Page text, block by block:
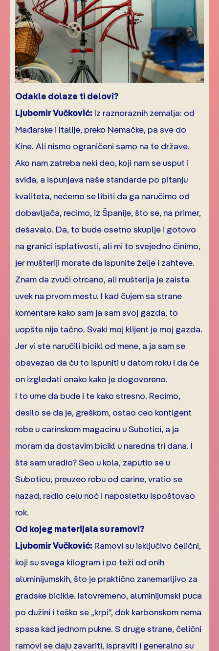
Odakle dolaze ti delovi?
Ljubomir Vučković: Iz raznoraznih zemalja: od
Mađarske i Italije, preko Nemačke, pa sve do
Kine. Ali nismo ograničeni samo na te države.
Ako nam zatreba neki deo, koji nam se usput i
sviđa, a ispunjava naše standarde po pitanju
kvaliteta, nećemo se libiti da ga naručimo od
dobavljača, recimo, iz Španije, što se, na primer,
dešavalo. Da, to bude osetno skuplje i gotovo
na granici isplativosti, ali mi to svejedno činimo,
jer mušteriji morate da ispunite želje i zahteve.
Znam da zvuči otrcano, ali mušterija je zaista
uvek na prvom mestu. I kad čujem sa strane
komentare kako sam ja sam svoj gazda, to
uopšte nije tačno. Svaki moj klijent je moj gazda.
Jer vi ste naručili bicikl od mene, a ja sam se
obavezao da ću to ispuniti u datom roku i da će
on izgledati onako kako je dogovoreno.
I to ume da bude i te kako stresno. Recimo,
desilo se da je, greškom, ostao ceo kontigent
robe u carinskom magacinu u Subotici, a ja
moram da dostavim bicikl u naredna tri dana. I
šta sam uradio? Seo u kola, zaputio se u
Suboticu, preuzeo robu od carine, vratio se
nazad, radio celu noć i naposletku ispoštovao
rok.
Od kojeg materijala su ramovi?
Ljubomir Vučković: Ramovi su isključivo čelični,
koji su svega kilogram i po teži od onih
aluminijumskih, što je praktično zanemarljivo za
gradske bicikle. Istovremeno, aluminijumski puca
po dužini i teško se „krpi”, dok karbonskom nema
spasa kad jednom pukne. S druge strane, čelični
ramovi se daju zavariti, ispraviti i generalno su